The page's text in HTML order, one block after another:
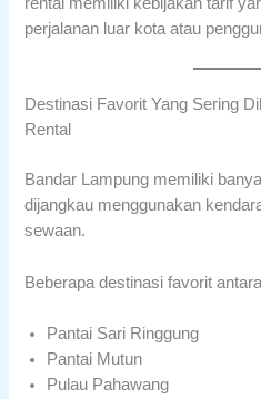
perjalanan luar kota atau
Destinasi Favorit Yang Sering
Rental
Bandar Lampung memiliki
dijangkau menggunakan
sewaan.
Beberapa destinasi favorit
Pantai Sari Ringgung
Pantai Mutun
Pulau Pahawang